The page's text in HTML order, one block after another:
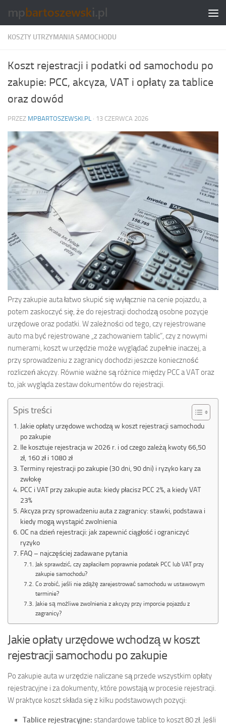
Skip to content
KOSZTY UTRZYMANIA SAMOCHODU
Koszt rejestracji i podatki od samochodu po
zakupie: PCC, akcyza, VAT i opłaty za tablice
oraz dowód
PRZEZ MPBARTOSZEWSKI.PL · 13 CZERWCA 2026
Przy zakupie auta łatwo skupić się wyłącznie na cenie pojazdu, a
potem zaskoczyć się, że do rejestracji dochodzą osobne pozycje
urzędowe oraz podatki. W zależności od tego, czy rejestrowane
auto ma być rejestrowane „z zachowaniem tablic”, czy z nowymi
numerami, koszt w urzędzie może wyglądać zupełnie inaczej, a
przy sprowadzeniu z zagranicy dochodzi jeszcze konieczność
rozliczeń akcyzy. Równie ważne są różnice między PCC a VAT oraz
to, jak wygląda zestaw dokumentów do rejestracji.
Spis treści
Jakie opłaty urzędowe wchodzą w koszt rejestracji samochodu
po zakupie
Ile kosztuje rejestracja w 2026 r. i od czego zależą kwoty 66,50
zł, 160 zł i 1080 zł
Terminy rejestracji po zakupie (30 dni, 90 dni) i ryzyko kary za
zwłokę
PCC i VAT przy zakupie auta: kiedy płacisz PCC 2%, a kiedy VAT
23%
Akcyza przy sprowadzeniu auta z zagranicy: stawki, podstawa i
kiedy mogą wystąpić zwolnienia
OC na dzień rejestracji: jak zapewnić ciągłość i ograniczyć
ryzyko
FAQ – najczęściej zadawane pytania
Jak sprawdzić, czy zapłaciłem poprawnie podatek PCC lub VAT przy
zakupie samochodu?
Co zrobić, jeśli nie zdążę zarejestrować samochodu w ustawowym
terminie?
Jakie są możliwe zwolnienia z akcyzy przy imporcie pojazdu z
zagranicy?
Jakie opłaty urzędowe wchodzą w koszt
rejestracji samochodu po zakupie
Po zakupie auta w urzędzie naliczane są przede wszystkim opłaty
rejestracyjne i za dokumenty, które powstają w procesie rejestracji.
W praktyce koszt składa się z kilku podstawowych pozycji:
Tablice rejestracyjne: standardowe tablice to koszt 80 zł. Jeśli